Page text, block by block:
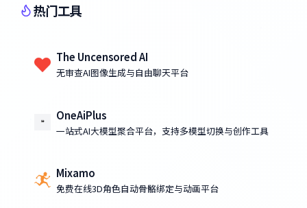
热门工具
The Uncensored AI
无审查AI图像生成与自由聊天平台
OneAiPlus
一站式AI大模型聚合平台，支持多模型切换与创作工具
Mixamo
免费在线3D角色自动骨骼绑定与动画平台